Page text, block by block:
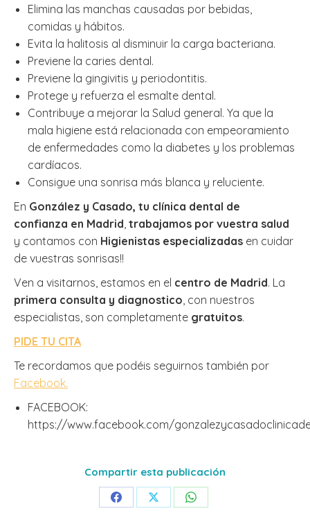
Elimina las manchas causadas por bebidas,
comidas y hábitos.
Evita la halitosis al disminuir la carga bacteriana.
Previene la caries dental.
Previene la gingivitis y periodontitis.
Protege y refuerza el esmalte dental.
Contribuye a mejorar la Salud general. Ya que la
mala higiene está relacionada con empeoramiento
de enfermedades como la diabetes y los problemas
cardíacos.
Consigue una sonrisa más blanca y reluciente.
En González y Casado, tu clínica dental de
confianza en Madrid, trabajamos por vuestra salud
y contamos con Higienistas especializadas en cuidar
de vuestras sonrisas!!
Ven a visitarnos, estamos en el centro de Madrid. La
primera consulta y diagnostico, con nuestros
especialistas, son completamente gratuitos.
PIDE TU CITA
Te recordamos que podéis seguirnos también por
Facebook.
FACEBOOK:
https://www.facebook.com/
Compartir esta publicación
Share Share Share